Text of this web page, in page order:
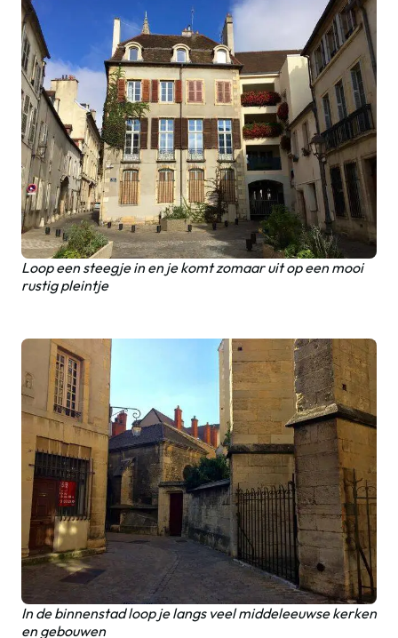
Loop een steegje in en je komt zomaar uit op een mooi
rustig pleintje
In de binnenstad loop je langs veel middeleeuwse kerken
en gebouwen